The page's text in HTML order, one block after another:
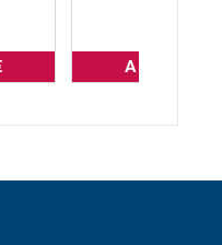
A partir de